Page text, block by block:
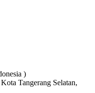
)
Tangerang Selatan,